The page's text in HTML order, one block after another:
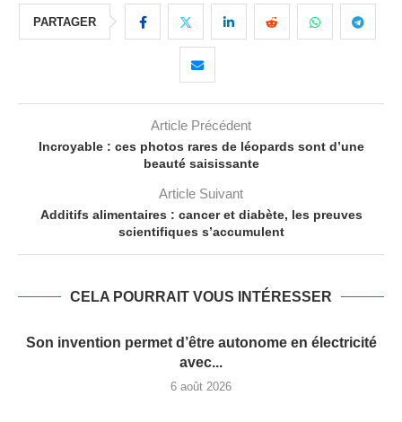
PARTAGER
Article Précédent
Incroyable : ces photos rares de léopards sont d’une
beauté saisissante
Article Suivant
Additifs alimentaires : cancer et diabète, les preuves
scientifiques s’accumulent
CELA POURRAIT VOUS INTÉRESSER
Son invention permet d’être autonome en électricité
avec...
6 août 2026